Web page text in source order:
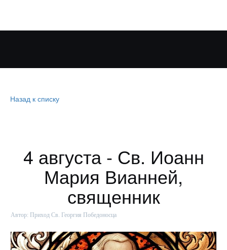
Назад к списку
4 августа - Св. Иоанн
Мария Вианней,
священник
Автор: Приход Св. Георгия Победоносца